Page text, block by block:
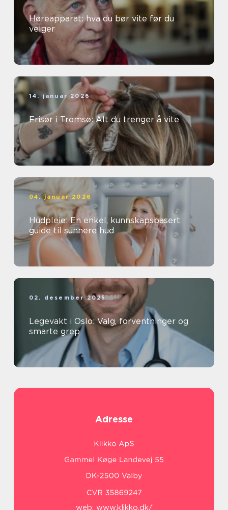
Høreapparat: hva du bør vite før du
velger
14. januar 2026
Frisør i Tromsø: Alt du trenger å vite
04. januar 2026
Hudpleie: En enkel, kunnskapsbasert
guide til sunnere hud
02. desember 2025
Legevakt i Oslo: Valg, forventninger og
smarte grep
Adresse
web: www.klikko.dk/